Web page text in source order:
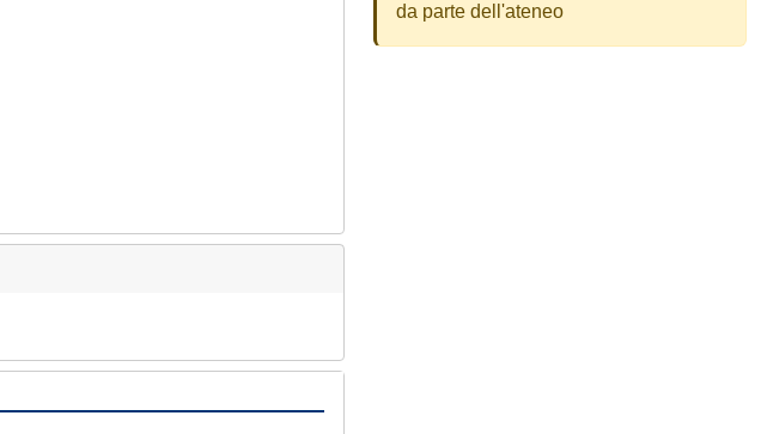
da parte dell'ateneo